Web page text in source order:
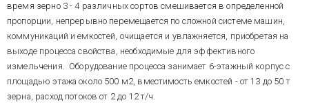
модулей серии I – 7000 (рис. 5).
Для повышения живучести
системы и увеличения скорости
обмена модули сгруппированы
по функциональному признаку
в три сети RS-485, работающие
через два двухпортовых
адаптера – преобразователя
интерфейсов. Длина сетей до
ISA-модуле PEAK-602VL. Для
регулирования расхода
применен программный
модуль двухконтурного ПИД-
ШИМ регулятора с моделью
исполнительного устройства,
давно ставший в наших
проектах типовым решением.
В процессе эксплуатации
системы достигнуты показатели
стабилизации, недостижимые
при самом искусном ручном
управлении:
время зерно 3 - 4 различных сортов смешивается в определенной
пропорции, непрерывно перемещается по сложной системе машин,
коммуникаций и емкостей, очищается и увлажняется, приобретая на
выходе процесса свойства, необходимые для эффективного
измельчения. Оборудование процесса занимает 6-этажный корпус с
площадью этажа около 500 м2, вместимость емкостей - от 13 до 50 т
зерна, расход потоков от 2 до 12 т/ч.